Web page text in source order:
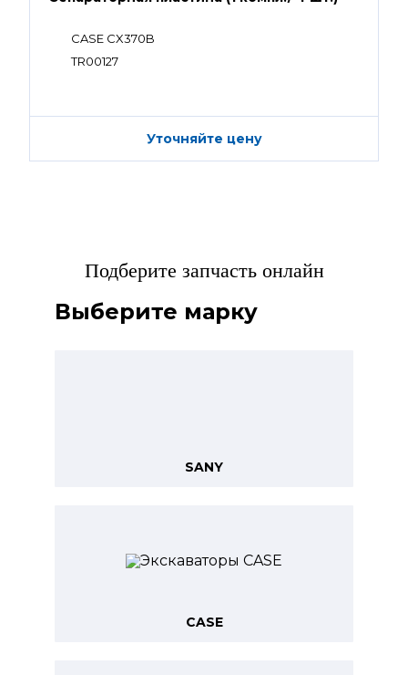
CASE CX370B
TR00127
Уточняйте цену
Подберите запчасть онлайн
Выберите марку
SANY
CASE